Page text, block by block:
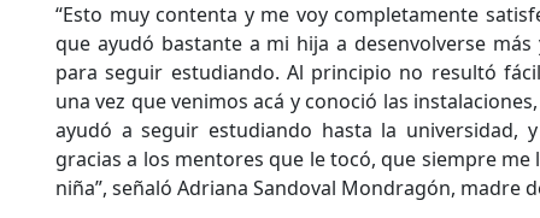
“Esto muy contenta y me voy completamente
que ayudó bastante a mi hija a desenvolverse
para seguir estudiando. Al principio no resultó
una vez que venimos acá y conoció las
ayudó a seguir estudiando hasta la universidad,
gracias a los mentores que le tocó, que siempre
niña”, señaló Adriana Sandoval Mondragón, madre